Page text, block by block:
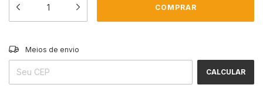
Entregas para o CEP:
Meios de envio
CALCULAR